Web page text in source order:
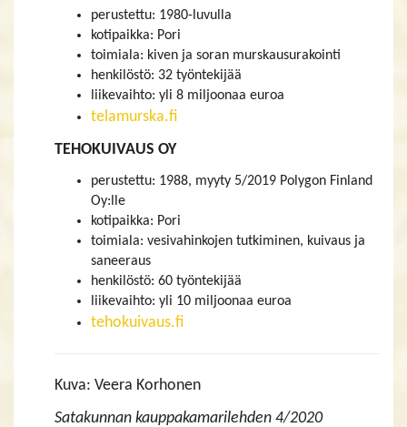
perustettu: 1980-luvulla
kotipaikka: Pori
toimiala: kiven ja soran murskausurakointi
henkilöstö: 32 työntekijää
liikevaihto: yli 8 miljoonaa euroa
telamurska.fi
TEHOKUIVAUS OY
perustettu: 1988, myyty 5/2019 Polygon Finland
Oy:lle
kotipaikka: Pori
toimiala: vesivahinkojen tutkiminen, kuivaus ja
saneeraus
henkilöstö: 60 työntekijää
liikevaihto: yli 10 miljoonaa euroa
tehokuivaus.fi
Kuva: Veera Korhonen
Satakunnan kauppakamarilehden 4/2020